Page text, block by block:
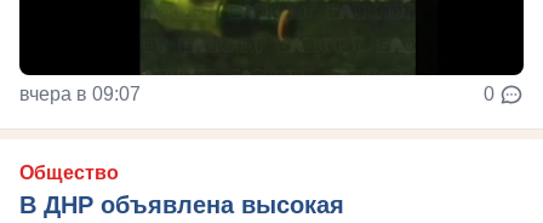
вчера в 09:07 0
Общество
В ДНР объявлена высокая